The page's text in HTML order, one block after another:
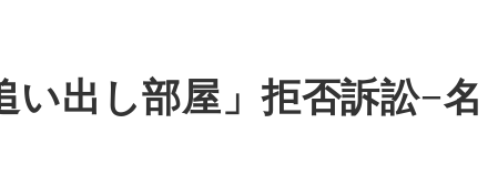
い出し部屋」拒否訴訟−名